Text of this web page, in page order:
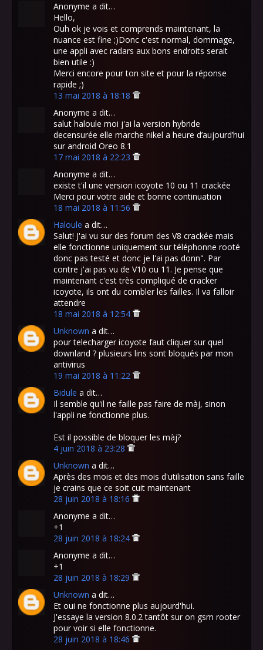
Anonyme a dit…
Hello,
Ouh ok je vois et comprends maintenant, la
nuance est fine ;)Donc c'est normal, dommage,
une appli avec radars aux bons endroits serait
bien utile :)
Merci encore pour ton site et pour la réponse
rapide ;)
13 mai 2018 à 18:18
Anonyme a dit…
salut haloule moi j'ai la version hybride
decensurée elle marche nikel a heure d’aujourd’hui
sur android Oreo 8.1
17 mai 2018 à 22:23
Anonyme a dit…
existe t'il une version icoyote 10 ou 11 crackée
Merci pour votre aide et bonne continuation
18 mai 2018 à 11:56
Haloule a dit…
Salut! J'ai vu sur des forum des V8 crackée mais
elle fonctionne uniquement sur téléphonne rooté
donc pas testé et donc je l'ai pas donn". Par
contre j'ai pas vu de V10 ou 11. Je pense que
maintenant c'est très compliqué de cracker
icoyote, ils ont du combler les failles. Il va falloir
attendre
18 mai 2018 à 12:54
Unknown a dit…
pour telecharger icoyote faut cliquer sur quel
downland ? plusieurs lins sont bloqués par mon
antivirus
19 mai 2018 à 11:22
Bidule a dit…
Il semble qu'il ne faille pas faire de màj, sinon
l'appli ne fonctionne plus.
Est il possible de bloquer les màj?
4 juin 2018 à 23:28
Unknown a dit…
Après des mois et des mois d'utilisation sans faille
je crains que ce soit cuit maintenant
28 juin 2018 à 18:16
Anonyme a dit…
+1
28 juin 2018 à 18:24
Anonyme a dit…
+1
28 juin 2018 à 18:29
Unknown a dit…
Et oui ne fonctionne plus aujourd'hui.
J'essaye la version 8.0.2 tantôt sur on gsm rooter
pour voir si elle fonctionne.
28 juin 2018 à 18:46